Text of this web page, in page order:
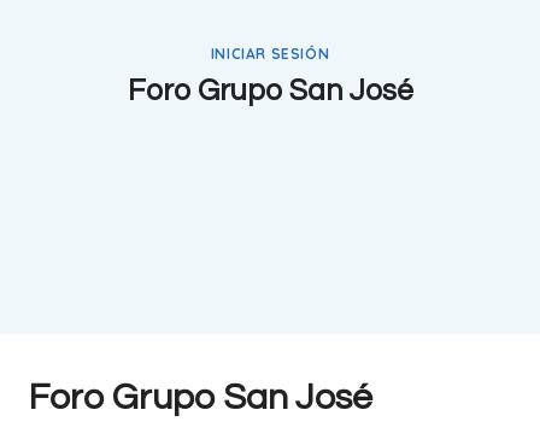
INICIAR SESIÓN
Foro Grupo San José
Foro Grupo San José